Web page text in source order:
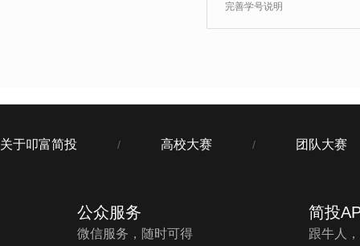
完善学号说明
关于叩富简投 / 高校大赛 / 团队大赛
公众服务
微信服务，随时可得
简投
跟牛人